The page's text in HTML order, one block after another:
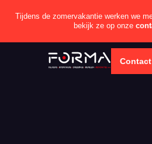
Tijdens de zomervakantie werken we
bekijk ze op onze
Contact